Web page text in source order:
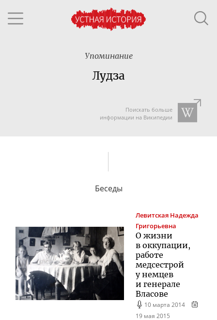
Упоминание
Лудза
Поискать больше
информации на Википедии
Беседы
Левитская Надежда
Григорьевна
О жизни
в оккупации,
работе
медсестрой
у немцев
и генерале
Власове
10 марта 2014
19 мая 2015